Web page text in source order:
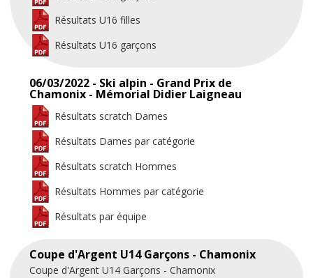
Résultats U16 filles
Résultats U16 garçons
06/03/2022 - Ski alpin - Grand Prix de
Chamonix - Mémorial Didier Laigneau
Résultats scratch Dames
Résultats Dames par catégorie
Résultats scratch Hommes
Résultats Hommes par catégorie
Résultats par équipe
Coupe d'Argent U14 Garçons - Chamonix
Coupe d'Argent U14 Garçons - Chamonix